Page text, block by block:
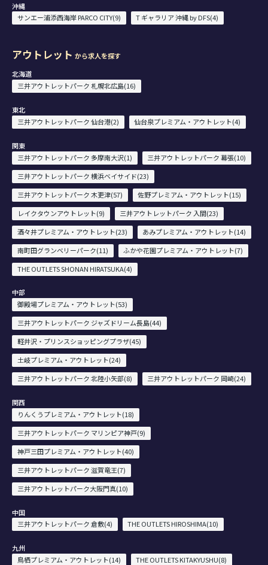
沖縄
サンエー浦添西海岸 PARCO CITY(9)
T ギャラリア 沖縄 by DFS(4)
アウトレット から求人を探す
北海道
三井アウトレットパーク 札幌北広島(16)
東北
三井アウトレットパーク 仙台港(2)
仙台泉プレミアム・アウトレット(4)
関東
三井アウトレットパーク 多摩南大沢(1)
三井アウトレットパーク 幕張(10)
三井アウトレットパーク 横浜ベイサイド(23)
三井アウトレットパーク 木更津(57)
佐野プレミアム・アウトレット(15)
レイクタウンアウトレット(9)
三井アウトレットパーク 入間(23)
酒々井プレミアム・アウトレット(23)
あみプレミアム・アウトレット(14)
南町田グランベリーパーク(11)
ふかや花園プレミアム・アウトレット(7)
THE OUTLETS SHONAN HIRATSUKA(4)
中部
御殿場プレミアム・アウトレット(53)
三井アウトレットパーク ジャズドリーム長島(44)
軽井沢・プリンスショッピングプラザ(45)
土岐プレミアム・アウトレット(24)
三井アウトレットパーク 北陸小矢部(8)
三井アウトレットパーク 岡崎(24)
関西
りんくうプレミアム・アウトレット(18)
三井アウトレットパーク マリンピア神戸(9)
神戸三田プレミアム・アウトレット(40)
三井アウトレットパーク 滋賀竜王(7)
三井アウトレットパーク大阪門真(10)
中国
三井アウトレットパーク 倉敷(4)
THE OUTLETS HIROSHIMA(10)
九州
鳥栖プレミアム・アウトレット(14)
THE OUTLETS KITAKYUSHU(8)